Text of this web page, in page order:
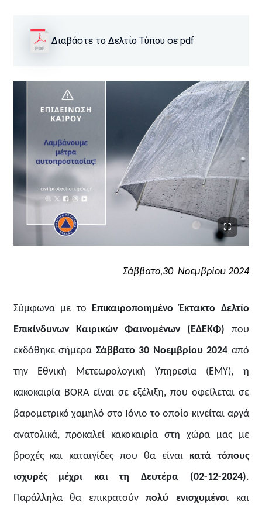
Διαβάστε το Δελτίο Τύπου σε pdf
Σάββατο,30 Νοεμβρίου 2024
Σύμφωνα με το Επικαιροποιημένο Έκτακτο Δελτίο
Επικίνδυνων Καιρικών Φαινομένων (ΕΔΕΚΦ) που
εκδόθηκε σήμερα Σάββατο 30 Νοεμβρίου 2024 από
την Εθνική Μετεωρολογική Υπηρεσία (ΕΜΥ), η
κακοκαιρία BORAείναι σε εξέλιξη, που οφείλεται σε
βαρομετρικό χαμηλό στο Ιόνιο το οποίο κινείται αργά
ανατολικά, προκαλεί κακοκαιρία στη χώρα μας με
βροχές και καταιγίδες που θα είναι κατά τόπους
ισχυρές μέχρι και τη Δευτέρα (02-12-2024).
Παράλληλα θα επικρατούνπολύ ενισχυμένοι και